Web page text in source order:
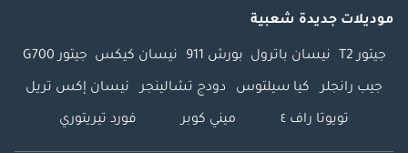
موديلات جديدة شعبية
جيتور T2 نيسان باترول بورش 911 نيسان كيكس جيتور G700
جيب رانجلر كيا سيلتوس دودج تشالينجر نيسان إكس تريل
تويوتا راف ٤ ميني كوبر فورد تيريتوري